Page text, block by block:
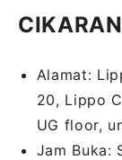
Alamat:
20, Lippo
UG floor,
Jam Buka: